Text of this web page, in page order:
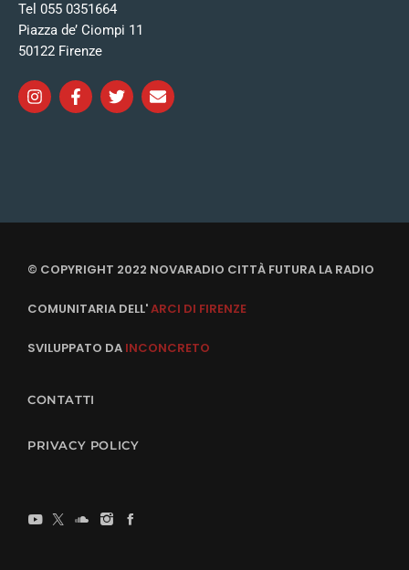
Tel 055 0351664
Piazza de’ Ciompi 11
50122 Firenze
© COPYRIGHT 2022 NOVARADIO CITTÀ FUTURA LA RADIO
COMUNITARIA DELL'ARCI DI FIRENZE
SVILUPPATO DA INCONCRETO
CONTATTI
PRIVACY POLICY